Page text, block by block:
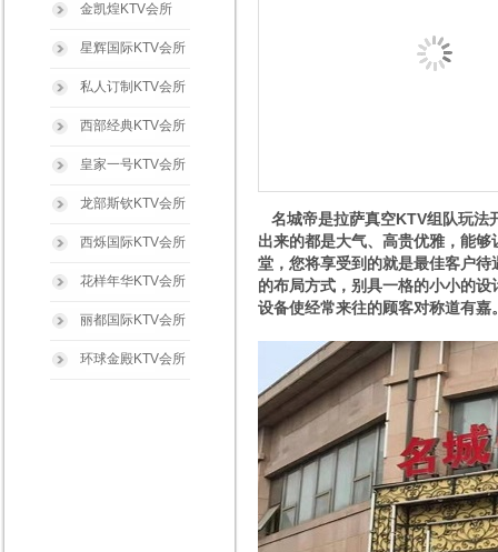
名城帝是拉萨真空KTV组队玩法
出来的都是大气、高贵优雅，能
堂，您将享受到的就是最佳客户
的布局方式，别具一格的小小的
设备使经常来往的顾客对称道有
金凯煌KTV会所
星辉国际KTV会所
私人订制KTV会所
西部经典KTV会所
皇家一号KTV会所
龙部斯钦KTV会所
西烁国际KTV会所
花样年华KTV会所
丽都国际KTV会所
环球金殿KTV会所